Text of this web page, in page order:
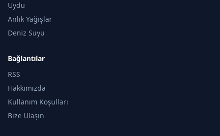
Uydu
Anlık Yağışlar
Deniz Suyu
Bağlantılar
RSS
Hakkımızda
Kullanım Koşulları
Bize Ulaşın